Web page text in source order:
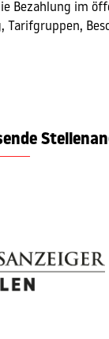
Bezahlung im
Tarifgruppen,